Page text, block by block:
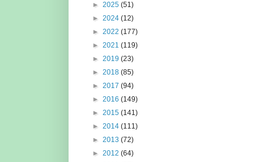
► 2025 (51)
► 2024 (12)
► 2022 (177)
► 2021 (119)
► 2019 (23)
► 2018 (85)
► 2017 (94)
► 2016 (149)
► 2015 (141)
► 2014 (111)
► 2013 (72)
► 2012 (64)